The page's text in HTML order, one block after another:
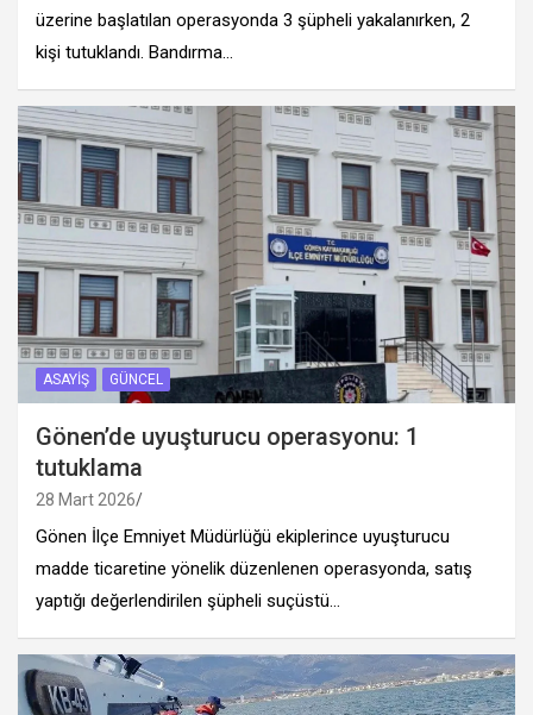
üzerine başlatılan operasyonda 3 şüpheli yakalanırken, 2
kişi tutuklandı. Bandırma…
ASAYIŞ GÜNCEL
Gönen’de uyuşturucu operasyonu: 1
tutuklama
28 Mart 2026
Gönen İlçe Emniyet Müdürlüğü ekiplerince uyuşturucu
madde ticaretine yönelik düzenlenen operasyonda, satış
yaptığı değerlendirilen şüpheli suçüstü…